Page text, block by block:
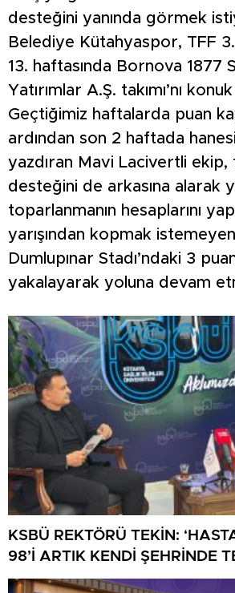
desteğini yanında görmek
Belediye Kütahyaspor, TFF 3.
13. haftasında Bornova 1877
Yatırımlar A.Ş. takımı’nı
Geçtiğimiz haftalarda puan
ardından son 2 haftada
yazdıran Mavi Lacivertli
desteğini de arkasına alarak
toparlanmanın hesaplarını
yarışından kopmak
Dumlupınar Stadı’ndaki 3 puan
yakalayarak yoluna devam
KSBÜ REKTÖRÜ TEKİN:
98’İ ARTIK KENDİ ŞEHRİNDE